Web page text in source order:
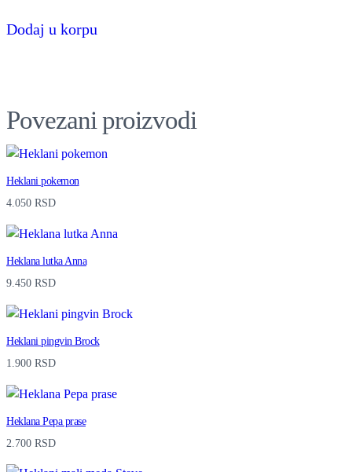
n
y
Dodaj u korpu
Povezani proizvodi
Heklani pokemon
4.050 RSD
Heklana lutka Anna
9.450 RSD
Heklani pingvin Brock
1.900 RSD
Heklana Pepa prase
2.700 RSD